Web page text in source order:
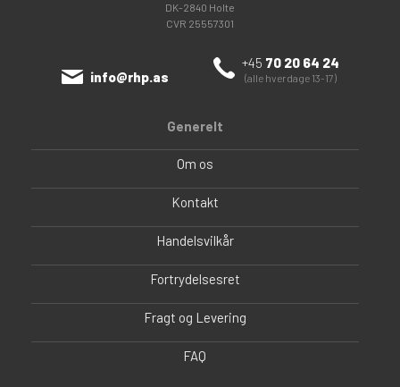
DK-2840 Holte
CVR 25557301
info@rhp.as
+45 70 20 64 24
(alle hverdage 13-17)
Generelt
Om os
Kontakt
Handelsvilkår
Fortrydelsesret
Fragt og Levering
FAQ